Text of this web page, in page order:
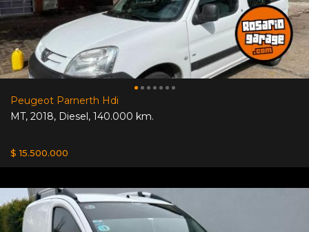
Peugeot Parnerth Hdi
MT, 2018, Diesel, 140.000 km.
$ 15.500.000